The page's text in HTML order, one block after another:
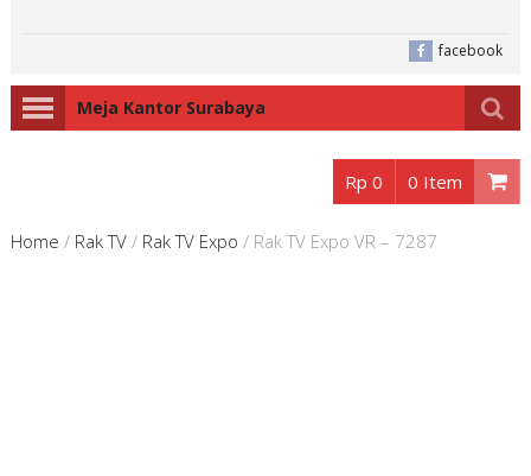
facebook
Meja Kantor Surabaya
Rp 0 0 Item
Home / Rak TV/ Rak TV Expo / Rak TV Expo VR – 7287